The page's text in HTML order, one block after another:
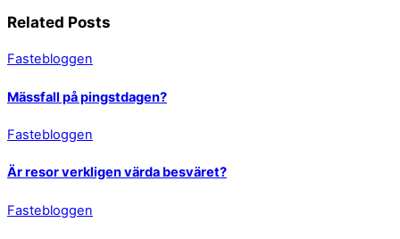
Related Posts
Fastebloggen
Mässfall på pingstdagen?
Fastebloggen
Är resor verkligen värda besväret?
Fastebloggen